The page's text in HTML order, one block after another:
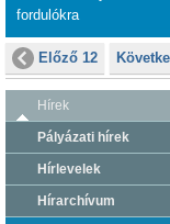
fordulókra
Előző 12
Hírek
Pályázati hírek
Hírlevelek
Hírarchívum